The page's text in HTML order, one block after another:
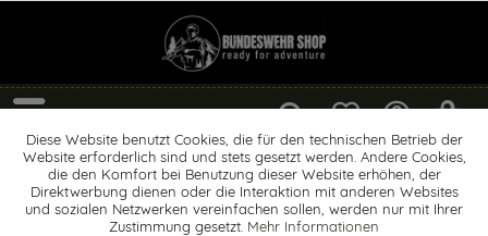
Menü
Fußwärmer / Handwärmer
Diese Website benutzt Cookies, die für den technischen Betrieb der
Website erforderlich sind und stets gesetzt werden. Andere Cookies,
die den Komfort bei Benutzung dieser Website erhöhen, der
Direktwerbung dienen oder die Interaktion mit anderen Websites
und sozialen Netzwerken vereinfachen sollen, werden nur mit Ihrer
Zustimmung gesetzt. Mehr Informationen